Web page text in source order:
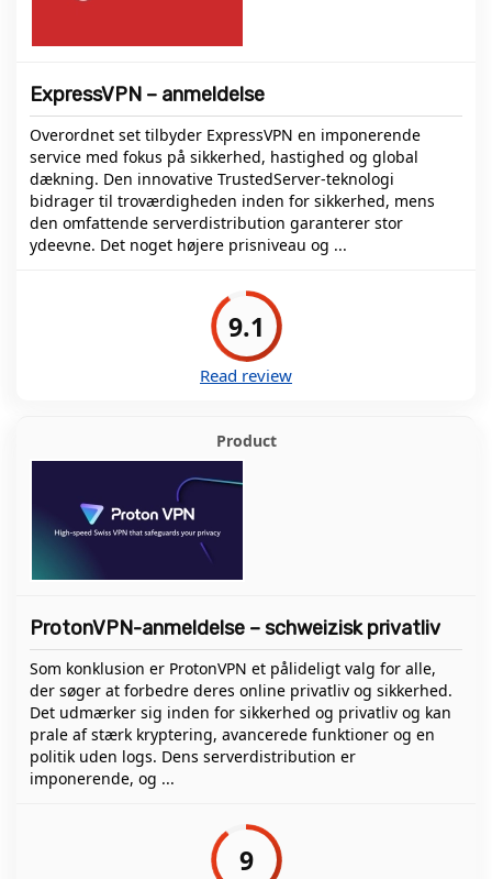
ExpressVPN – anmeldelse
Overordnet set tilbyder ExpressVPN en imponerende
service med fokus på sikkerhed, hastighed og global
dækning. Den innovative TrustedServer-teknologi
bidrager til troværdigheden inden for sikkerhed, mens
den omfattende serverdistribution garanterer stor
ydeevne. Det noget højere prisniveau og ...
9.1
Read review
ProtonVPN-anmeldelse – schweizisk privatliv
Som konklusion er ProtonVPN et pålideligt valg for alle,
der søger at forbedre deres online privatliv og sikkerhed.
Det udmærker sig inden for sikkerhed og privatliv og kan
prale af stærk kryptering, avancerede funktioner og en
politik uden logs. Dens serverdistribution er
imponerende, og ...
9